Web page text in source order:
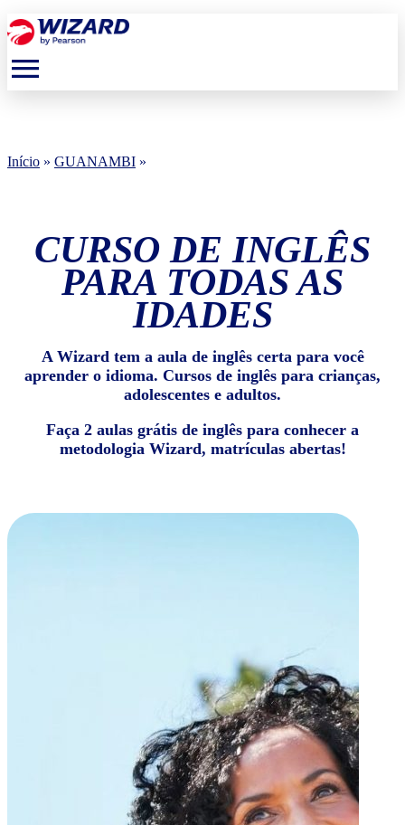
menu
Início » GUANAMBI »
CURSO DE INGLÊS
PARA TODAS AS
IDADES
A Wizard tem a aula de inglês certa para você
aprender o idioma. Cursos de inglês para crianças,
adolescentes e adultos.
Faça 2 aulas grátis de inglês para conhecer a
metodologia Wizard, matrículas abertas!